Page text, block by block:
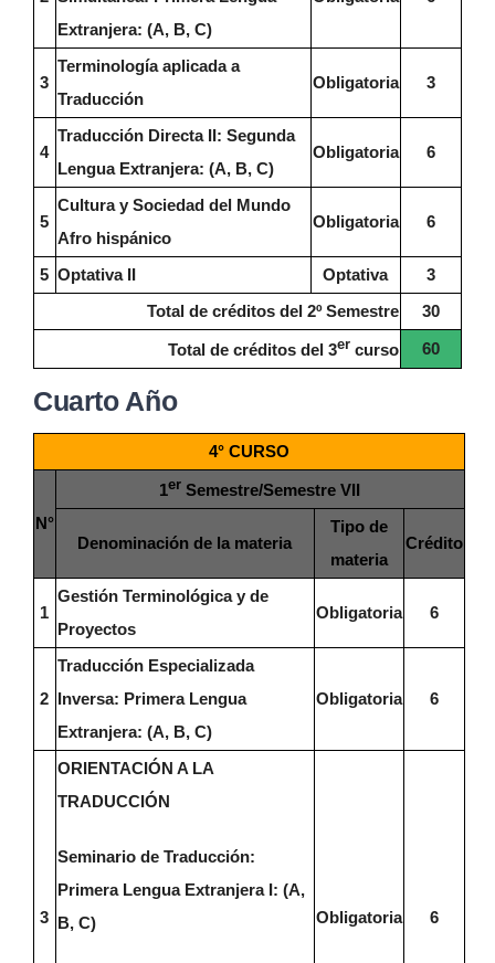
Extranjera: (A, B, C)
3
Terminología aplicada a
Traducción
Obligatoria 3
4
Traducción Directa II: Segunda
Lengua Extranjera: (A, B, C)
Obligatoria 6
5
Cultura y Sociedad del Mundo
Afro hispánico
Obligatoria 6
5 Optativa II Optativa
3
Total de créditos del 2º Semestre
30
Total de créditos del 3ercurso 60
Cuarto Año
4° CURSO
N°
1er Semestre/Semestre VII
Denominación de la materia
Tipo de
materia
Crédito
1
Gestión Terminológica y de
Proyectos
Obligatoria 6
2
Traducción Especializada
Inversa: Primera Lengua
Extranjera: (A, B, C)
Obligatoria 6
3
ORIENTACIÓN A LA
TRADUCCIÓN
Seminario de Traducción:
Primera Lengua Extranjera I: (A,
B, C)
Obligatoria 6